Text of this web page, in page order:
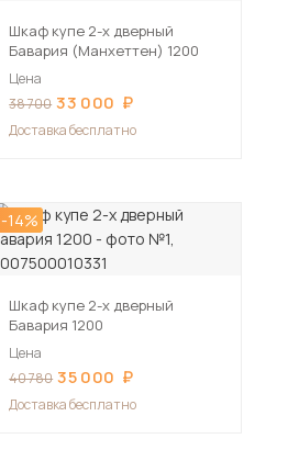
Шкаф купе 2-х дверный
Бавария (Манхеттен) 1200
Цена
38 700 33 000
Доставка бесплатно
-14%
Шкаф купе 2-х дверный
Бавария 1200
Цена
40 780 35 000
Доставка бесплатно